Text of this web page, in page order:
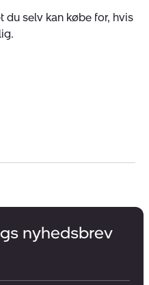
du selv kan købe for, hvis
nyhedsbrev